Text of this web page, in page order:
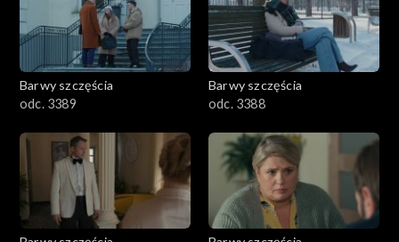
2801–2900
2701–2800
2501–2600
2401–2500
Barwy szczęścia
odc. 3389
Barwy szczęścia
odc. 3388